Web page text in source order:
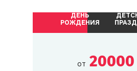
ДЕНЬ
РОЖДЕНИЯ
от 20000